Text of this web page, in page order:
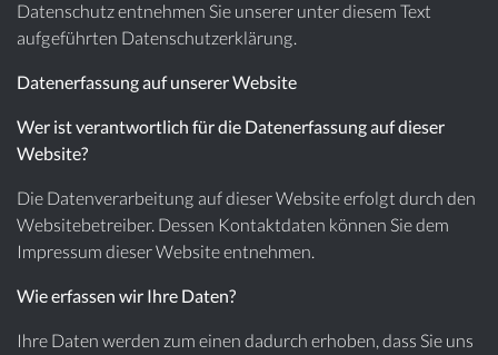
Datenschutz entnehmen Sie unserer unter diesem Text
aufgeführten Datenschutzerklärung.
Datenerfassung auf unserer Website
Wer ist verantwortlich für die Datenerfassung auf dieser
Website?
Die Datenverarbeitung auf dieser Website erfolgt durch den
Websitebetreiber. Dessen Kontaktdaten können Sie dem
Impressum dieser Website entnehmen.
Wie erfassen wir Ihre Daten?
Ihre Daten werden zum einen dadurch erhoben, dass Sie uns